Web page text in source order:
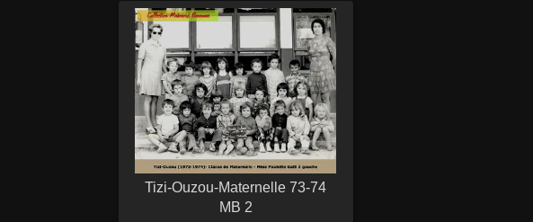
Tizi-Ouzou-Maternelle 73-74
MB 2